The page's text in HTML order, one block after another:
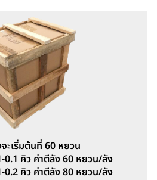
ะเริ่มต้นที่ 60 หยวน
0.1 คิว ค่าตีลัง 60 หยวน/ลัง
0.2 คิว ค่าตีลัง 80 หยวน/ลัง